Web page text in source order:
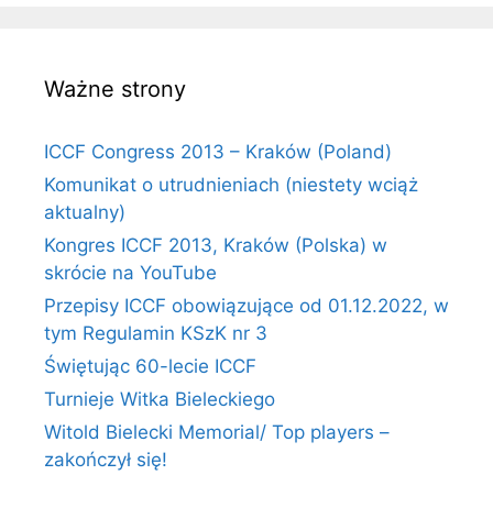
Ważne strony
ICCF Congress 2013 – Kraków (Poland)
Komunikat o utrudnieniach (niestety wciąż
aktualny)
Kongres ICCF 2013, Kraków (Polska) w
skrócie na YouTube
Przepisy ICCF obowiązujące od 01.12.2022, w
tym Regulamin KSzK nr 3
Świętując 60-lecie ICCF
Turnieje Witka Bieleckiego
Witold Bielecki Memorial/ Top players –
zakończył się!